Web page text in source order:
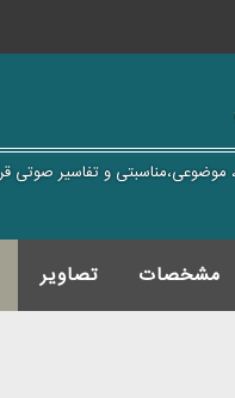
موضوعی،مناسبتی و تفاسیر صوتی
مشخصات تصاویر